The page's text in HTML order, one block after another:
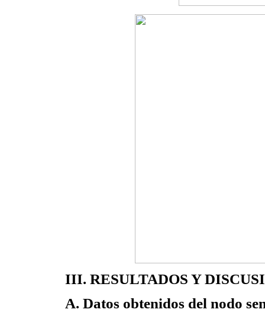
III. RESULTADOS Y
A. Datos obtenidos del nodo